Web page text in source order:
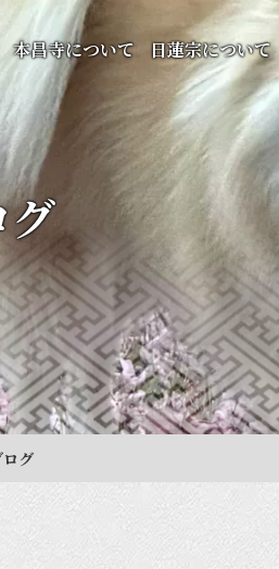
本昌寺について 日蓮宗について
ログ